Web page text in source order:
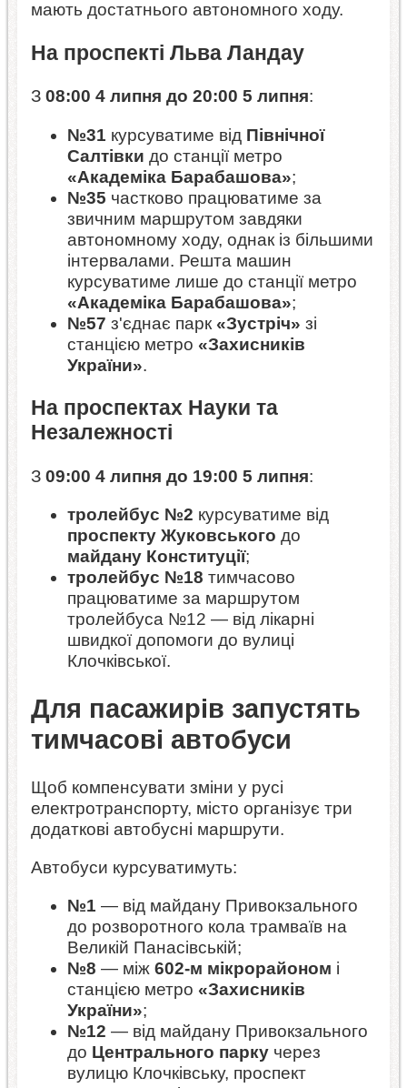
мають достатнього автономного ходу.
На проспекті Льва Ландау
З 08:00 4 липня до 20:00 5 липня:
№31 курсуватиме від Північної
Салтівки до станції метро
«Академіка Барабашова»;
№35 частково працюватиме за
звичним маршрутом завдяки
автономному ходу, однак із більшими
інтервалами. Решта машин
курсуватиме лише до станції метро
«Академіка Барабашова»;
№57 з'єднає парк «Зустріч» зі
станцією метро «Захисників
України».
На проспектах Науки та
Незалежності
З 09:00 4 липня до 19:00 5 липня:
тролейбус №2 курсуватиме від
проспекту Жуковського до
майдану Конституції;
тролейбус №18 тимчасово
працюватиме за маршрутом
тролейбуса №12 — від лікарні
швидкої допомоги до вулиці
Клочківської.
Для пасажирів запустять
тимчасові автобуси
Щоб компенсувати зміни у русі
електротранспорту, місто організує три
додаткові автобусні маршрути.
Автобуси курсуватимуть:
№1 — від майдану Привокзального
до розворотного кола трамваїв на
Великій Панасівській;
№8 — між 602-м мікрорайоном і
станцією метро «Захисників
України»;
№12 — від майдану Привокзального
до Центрального паркучерез
вулицю Клочківську, проспект